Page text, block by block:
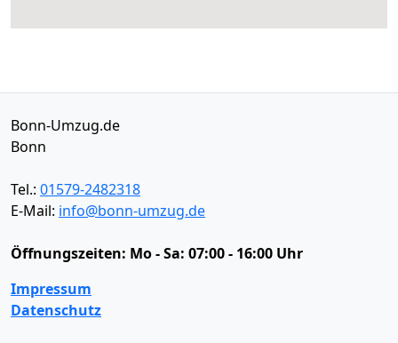
Bonn-Umzug.de
Bonn
Tel.: 01579-2482318
E-Mail: info@bonn-umzug.de
Öffnungszeiten: Mo - Sa: 07:00 - 16:00 Uhr
Impressum
Datenschutz